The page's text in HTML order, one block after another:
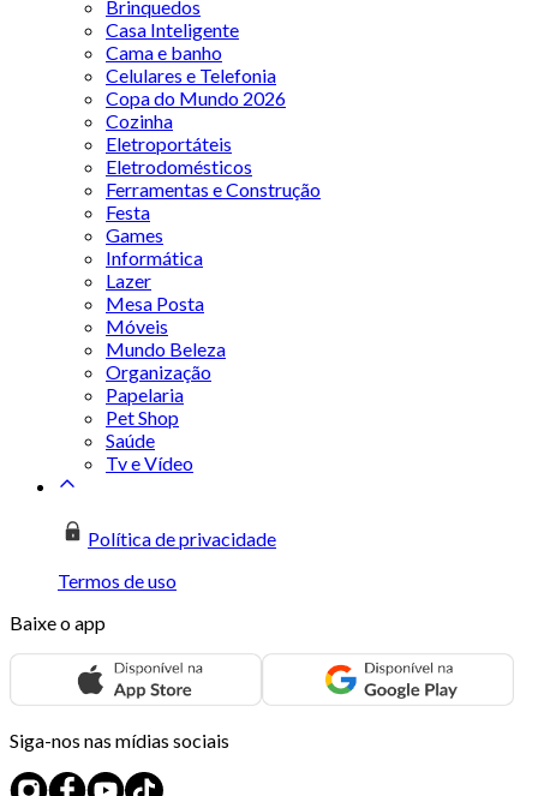
Brinquedos
Casa Inteligente
Cama e banho
Celulares e Telefonia
Copa do Mundo 2026
Cozinha
Eletroportáteis
Eletrodomésticos
Ferramentas e Construção
Festa
Games
Informática
Lazer
Mesa Posta
Móveis
Mundo Beleza
Organização
Papelaria
Pet Shop
Saúde
Tv e Vídeo
Política de privacidade
Termos de uso
Baixe o app
Siga-nos nas mídias sociais